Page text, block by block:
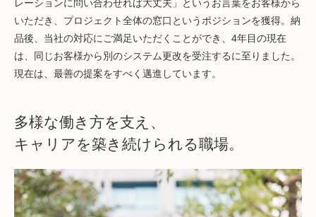
レーションに問い合わせれば大丈夫」というお言葉をお客様から
いただき、プロジェクト全体の窓口というポジションを獲得。納
品後、当社の対応にご満足いただくことができ、4年目の現在
は、同じお客様から別のシステム更改を受注するに至りました。
現在は、最善の提案をすべく邁進しています。
多様な働き方を支え、
キャリアを築き続けられる職場。